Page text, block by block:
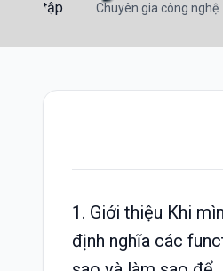
Chuyên gia công nghệ
1. Giới thiệu Khi
định nghĩa các